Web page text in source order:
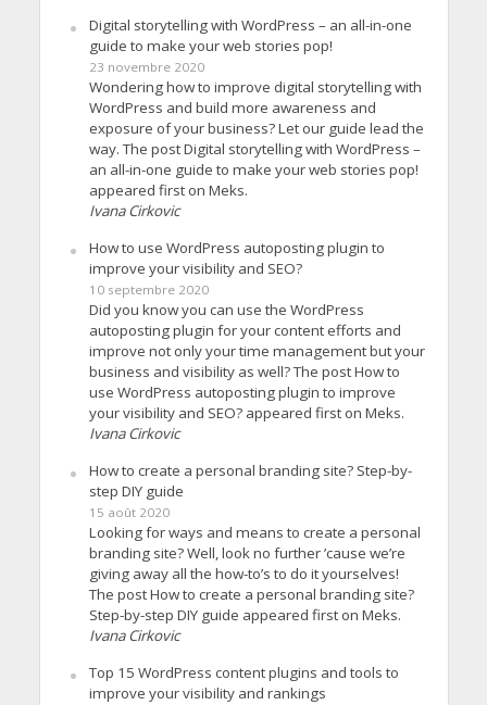
Digital storytelling with WordPress – an all-in-one
guide to make your web stories pop!
23 novembre 2020
Wondering how to improve digital storytelling with
WordPress and build more awareness and
exposure of your business? Let our guide lead the
way. The post Digital storytelling with WordPress –
an all-in-one guide to make your web stories pop!
appeared first on Meks.
Ivana Cirkovic
How to use WordPress autoposting plugin to
improve your visibility and SEO?
10 septembre 2020
Did you know you can use the WordPress
autoposting plugin for your content efforts and
improve not only your time management but your
business and visibility as well? The post How to
use WordPress autoposting plugin to improve
your visibility and SEO? appeared first on Meks.
Ivana Cirkovic
How to create a personal branding site? Step-by-
step DIY guide
15 août 2020
Looking for ways and means to create a personal
branding site? Well, look no further ’cause we’re
giving away all the how-to’s to do it yourselves!
The post How to create a personal branding site?
Step-by-step DIY guide appeared first on Meks.
Ivana Cirkovic
Top 15 WordPress content plugins and tools to
improve your visibility and rankings